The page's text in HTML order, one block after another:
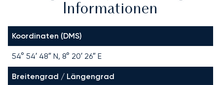
Informationen
Koordinaten (DMS)
54° 54′ 48″ N, 8° 20′ 26″ E
Breitengrad / Längengrad